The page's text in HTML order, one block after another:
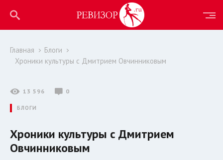
Главная
Блоги
Хроники культуры с Дмитрием Овчинниковым
13 596 0
БЛОГИ
Хроники культуры с Дмитрием
Овчинниковым